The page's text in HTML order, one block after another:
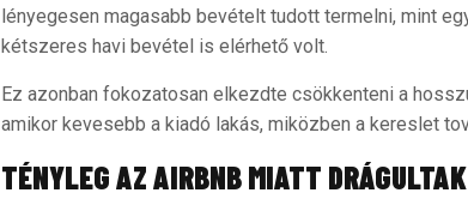
lényegesen magasabb bevételt tudott termelni, mint
kétszeres havi bevétel is elérhető volt.
Ez azonban fokozatosan elkezdte csökkenteni a
amikor kevesebb a kiadó lakás, miközben a kereslet
TÉNYLEG AZ AIRBNB MIATT